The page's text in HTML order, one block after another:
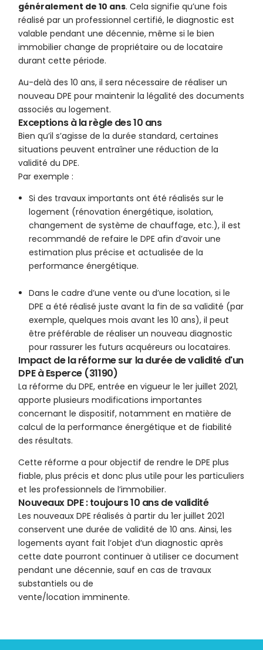
généralement de 10 ans. Cela signifie qu’une fois
réalisé par un professionnel certifié, le diagnostic est
valable pendant une décennie, même si le bien
immobilier change de propriétaire ou de locataire
durant cette période.
Au-delà des 10 ans, il sera nécessaire de réaliser un
nouveau DPE pour maintenir la légalité des documents
associés au logement.
Exceptions à la règle des 10 ans
Bien qu’il s’agisse de la durée standard, certaines
situations peuvent entraîner une réduction de la
validité du DPE.
Par exemple :
Si des travaux importants ont été réalisés sur le
logement (rénovation énergétique, isolation,
changement de système de chauffage, etc.), il est
recommandé de refaire le DPE afin d’avoir une
estimation plus précise et actualisée de la
performance énergétique.
Dans le cadre d’une vente ou d’une location, si le
DPE a été réalisé juste avant la fin de sa validité (par
exemple, quelques mois avant les 10 ans), il peut
être préférable de réaliser un nouveau diagnostic
pour rassurer les futurs acquéreurs ou locataires.
Impact de la réforme sur la durée de validité d'un
DPE à Esperce (31190)
La réforme du DPE, entrée en vigueur le 1er juillet 2021,
apporte plusieurs modifications importantes
concernant le dispositif, notamment en matière de
calcul de la performance énergétique et de fiabilité
des résultats.
Cette réforme a pour objectif de rendre le DPE plus
fiable, plus précis et donc plus utile pour les particuliers
et les professionnels de l’immobilier.
Nouveaux DPE : toujours 10 ans de validité
Les nouveaux DPE réalisés à partir du 1er juillet 2021
conservent une durée de validité de 10 ans. Ainsi, les
logements ayant fait l’objet d’un diagnostic après
cette date pourront continuer à utiliser ce document
pendant une décennie, sauf en cas de travaux
substantiels ou de
vente/location imminente.